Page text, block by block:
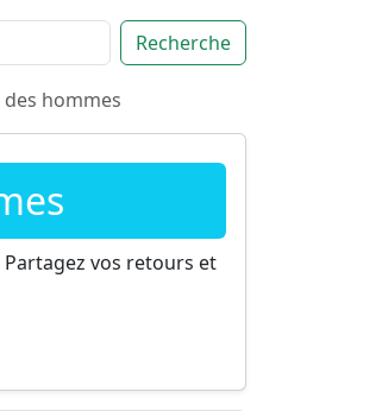
Recherche
hommes
vos retours et